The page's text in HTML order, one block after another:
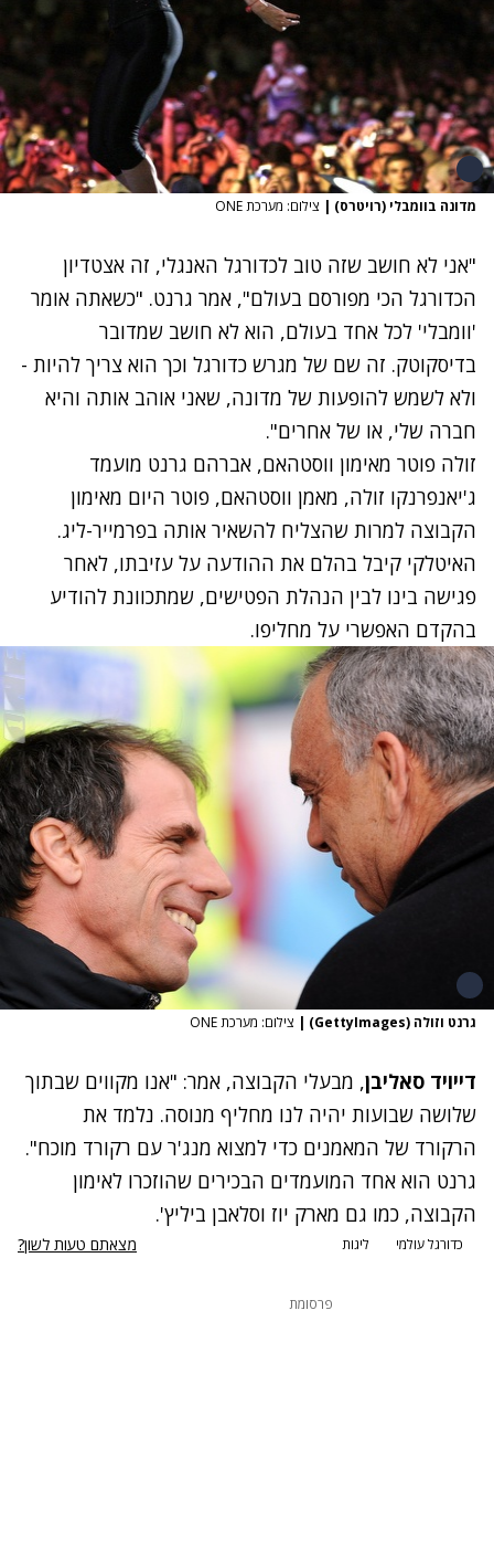
מדונה בוומבלי (רויטרס) | צילום: מערכת ONE
"אני לא חושב שזה טוב לכדורגל האנגלי, זה אצטדיון
הכדורגל הכי מפורסם בעולם", אמר גרנט. "כשאתה אומר
'וומבלי' לכל אחד בעולם, הוא לא חושב שמדובר
בדיסקוטק. זה שם של מגרש כדורגל וכך הוא צריך להיות -
ולא לשמש להופעות של מדונה, שאני אוהב אותה והיא
חברה שלי, או של אחרים".
זולה פוטר מאימון ווסטהאם, אברהם גרנט מועמד
ג'יאנפרנקו זולה, מאמן ווסטהאם, פוטר היום מאימון
הקבוצה למרות שהצליח להשאיר אותה בפרמייר-ליג.
האיטלקי קיבל בהלם את ההודעה על עזיבתו, לאחר
פגישה בינו לבין הנהלת הפטישים, שמתכוונת להודיע
בהקדם האפשרי על מחליפו.
גרנט וזולה (GettyImages) | צילום: מערכת ONE
דייויד סאליבן, מבעלי הקבוצה, אמר: "אנו מקווים שבתוך
שלושה שבועות יהיה לנו מחליף מנוסה. נלמד את
הרקורד של המאמנים כדי למצוא מנג'ר עם רקורד מוכח".
גרנט הוא אחד המועמדים הבכירים שהוזכרו לאימון
הקבוצה, כמו גם מארק יוז וסלאבן ביליץ'.
כדורגל עולמי ליגות מצאתם טעות לשון?
פרסומת